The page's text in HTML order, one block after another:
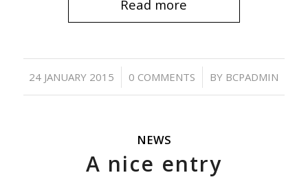
Read more
24 JANUARY 2015
/ 0 COMMENTS
/ BY BCPADMIN
NEWS
A nice entry